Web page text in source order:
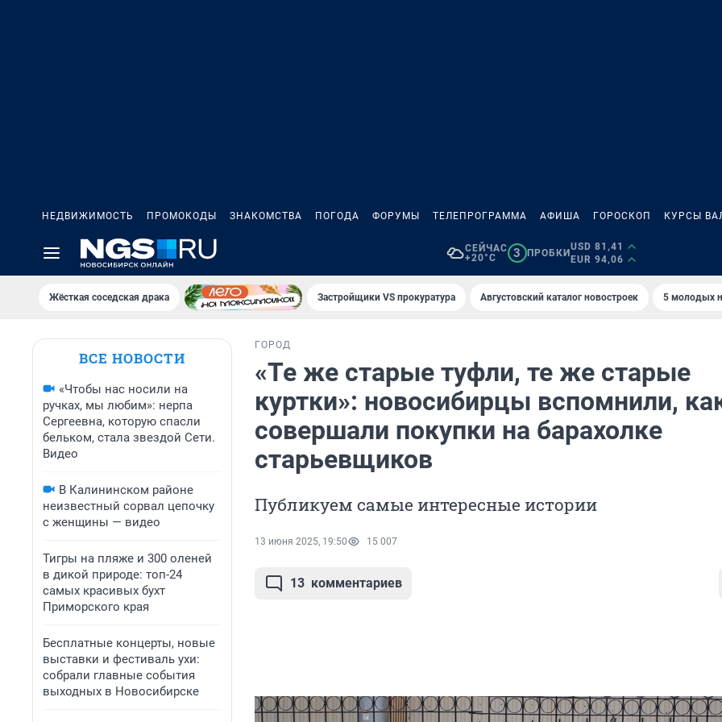
НЕДВИЖИМОСТЬ ПРОМОКОДЫ ЗНАКОМСТВА ПОГОДА ФОРУМЫ ТЕЛЕПРОГРАММА АФИША ГОРОСКОП КУРСЫ
СЕЙЧАС
+20°C
3 ПРОБКИ
USD 81,41
EUR 94,06
Жёсткая соседская драка Застройщики VS прокуратура Августовский каталог новостроек 5 молодых
ВСЕ НОВОСТИ
«Чтобы нас носили на
ручках, мы любим»: нерпа
Сергеевна, которую спасли
бельком, стала звездой Сети.
Видео
В Калининском районе
неизвестный сорвал цепочку
с женщины — видео
Тигры на пляже и 300 оленей
в дикой природе: топ-24
самых красивых бухт
Приморского края
Бесплатные концерты, новые
выставки и фестиваль ухи:
собрали главные события
выходных в Новосибирске
ГОРОД
«Те же старые туфли, те же старые
куртки»: новосибирцы вспомнили,
совершали покупки на барахолке
старьевщиков
Публикуем самые интересные истории
13 июня 2025, 19:50 15 007
13 комментариев